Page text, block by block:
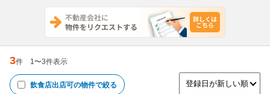
3件 1〜3件表示
飲食店出店可の物件で絞る